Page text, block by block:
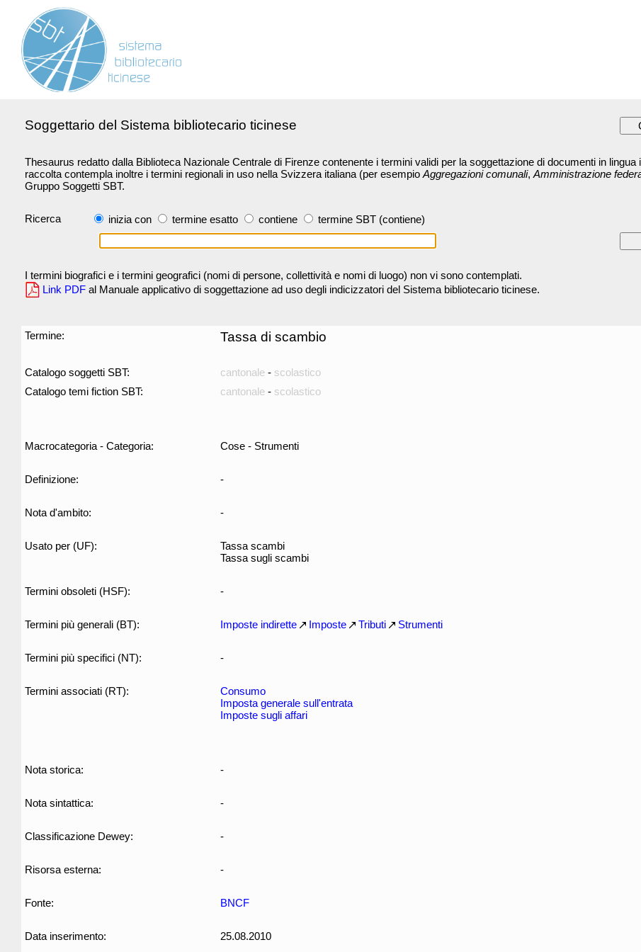
Soggettario del Sistema bibliotecario ticinese
Thesaurus redatto dalla Biblioteca Nazionale Centrale di Firenze contenente i termini validi per la soggettazione di documenti in lingua
raccolta contempla inoltre i termini regionali in uso nella Svizzera italiana (per esempio Aggregazioni comunali, Amministrazione
Gruppo Soggetti SBT.
Ricerca inizia con termine esatto contiene termine SBT (contiene)
I termini biografici e i termini geografici (nomi di persone, collettività e nomi di luogo) non vi sono contemplati.
Link PDF al Manuale applicativo di soggettazione ad uso degli indicizzatori del Sistema bibliotecario ticinese.
Termine: Tassa di scambio
Catalogo soggetti SBT: cantonale - scolastico
Catalogo temi fiction SBT:
cantonale - scolastico
Macrocategoria - Categoria: Cose - Strumenti
Definizione: -
Nota d'ambito: -
Usato per (UF):
Tassa scambi
Tassa sugli scambi
Termini obsoleti (HSF): -
Termini più generali (BT): Imposte indirette Imposte Tributi Strumenti
Termini più specifici (NT): -
Termini associati (RT):
Consumo
Imposta generale sull'entrata
Imposte sugli affari
Nota storica: -
Nota sintattica: -
Classificazione Dewey: -
Risorsa esterna: -
Fonte: BNCF
Data inserimento: 25.08.2010